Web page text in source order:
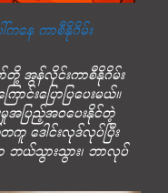
ကနေ ကာစီနိုဂိမ်း
တို့ အွန်လိုင်းကာစီနိုဂိမ်း
းပြောပြပေးမယ်။
အပြည့်အဝပေးနိုင်တဲ့
ဒေါင်းလုဒ်လုပ်ပြီး
ဘယ်သွားသွား၊ ဘာလုပ်